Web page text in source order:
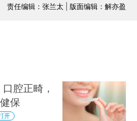
责任编辑：张兰太 | 版面编辑：解亦盈
腔正畸，
保
开